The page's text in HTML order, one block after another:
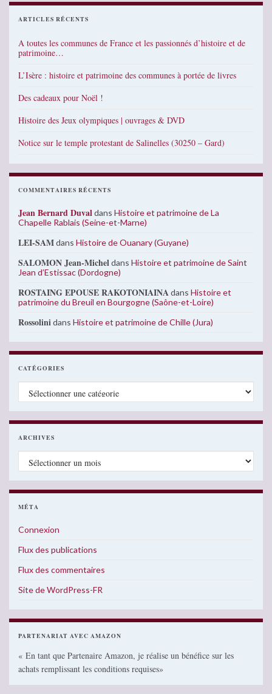
ARTICLES RÉCENTS
A toutes les communes de France et les passionnés d’histoire et de
patrimoine…
L’Isère : histoire et patrimoine des communes à portée de livres
Des cadeaux pour Noël !
Histoire des Jeux olympiques | ouvrages & DVD
Notice sur le temple protestant de Salinelles (30250 – Gard)
COMMENTAIRES RÉCENTS
Jean Bernard Duvaldans Histoire et patrimoine de La
Chapelle Rablais (Seine-et-Marne)
LEI-SAMdans Histoire de Ouanary (Guyane)
SALOMON Jean-Micheldans Histoire et patrimoine de Saint
Jean d’Estissac (Dordogne)
ROSTAING EPOUSE RAKOTONIAINAdans Histoire et
patrimoine du Breuil en Bourgogne (Saône-et-Loire)
Rossolinidans Histoire et patrimoine de Chille (Jura)
CATÉGORIES
Catégories
ARCHIVES
Archives
MÉTA
Connexion
Flux des publications
Flux des commentaires
Site de WordPress-FR
PARTENARIAT AVEC AMAZON
« En tant que Partenaire Amazon, je réalise un bénéfice sur les
achats remplissant les conditions requises»